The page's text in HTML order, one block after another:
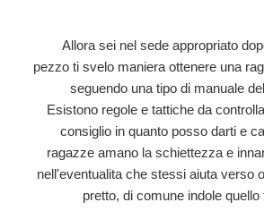
Allora sei nel sede appropriato
pezzo ti svelo maniera ottenere una
seguendo una tipo di manuale
Esistono regole e tattiche da
consiglio in quanto posso darti e
ragazze amano la schiettezza e
nell'eventualita che stessi aiuta verso
pretto, di comune indole